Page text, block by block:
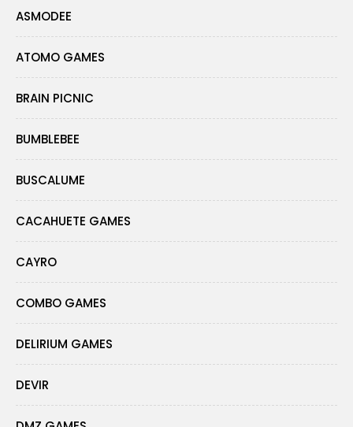
ASMODEE
ATOMO GAMES
BRAIN PICNIC
BUMBLEBEE
BUSCALUME
CACAHUETE GAMES
CAYRO
COMBO GAMES
DELIRIUM GAMES
DEVIR